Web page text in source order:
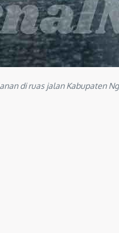
di ruas jalan Kabupaten